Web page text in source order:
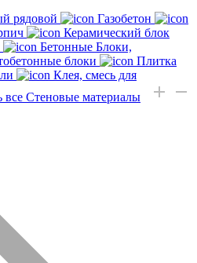
рядовой
Газобетон
Керамический блок
Бетонные Блоки,
блоки
Плитка
Клея, смесь для
все Стеновые материалы